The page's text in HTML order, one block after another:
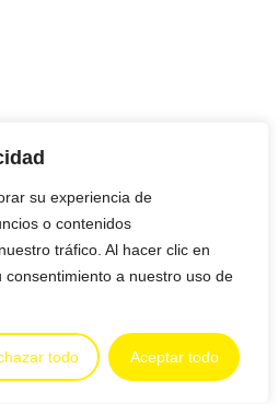
su experiencia de
o contenidos
tráfico. Al hacer clic en
consentimiento a nuestro uso de
todo Aceptar todo